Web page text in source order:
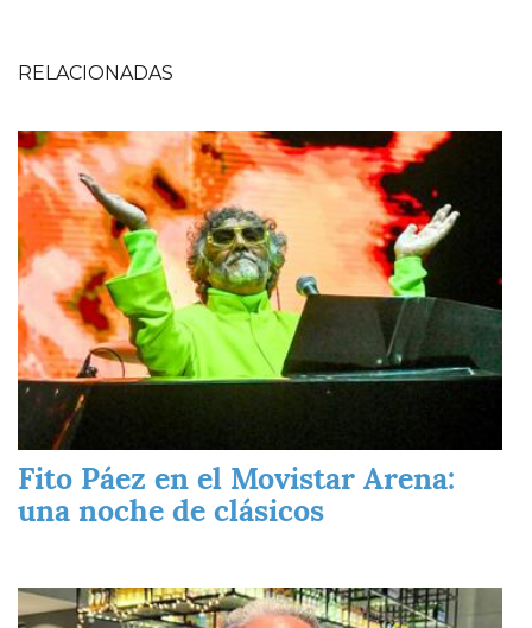
RELACIONADAS
Imagen
Fito Páez en el Movistar Arena:
una noche de clásicos
Imagen